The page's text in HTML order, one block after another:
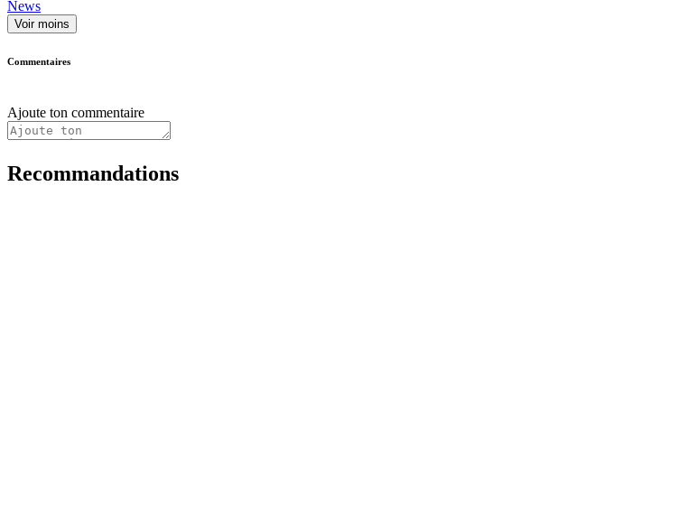
News
Voir moins
Commentaires
Ajoute ton commentaire
Recommandations